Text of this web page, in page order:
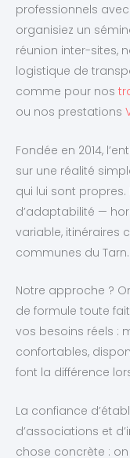
professionnels
organisiez un
réunion inter-sites,
logistique de
comme pour nos
ou nos prestations
Fondée en 2014,
sur une réalité
qui lui sont propres.
d’adaptabilité —
variable, itinéraires
communes du Tarn.
Notre approche ?
de formule toute
vos besoins réels :
confortables,
font la différence
La confiance
d’associations et
chose concrète :